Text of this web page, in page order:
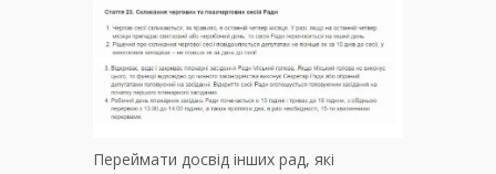
Переймати досвід інших рад, які